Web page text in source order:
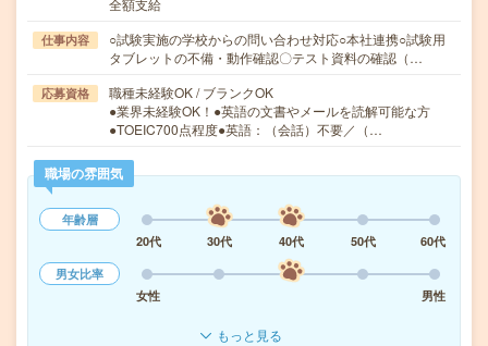
全額支給
仕事内容
○試験実施の学校からの問い合わせ対応○本社連携○試験用
タブレットの不備・動作確認〇テスト資料の確認（…
応募資格
職種未経験OK / ブランクOK
●業界未経験OK！●英語の文書やメールを読解可能な方
●TOEIC700点程度●英語：（会話）不要／（…
職場の雰囲気
年齢層
20代
30代 40代 50代
60代
男女比率
女性
男性
もっと見る